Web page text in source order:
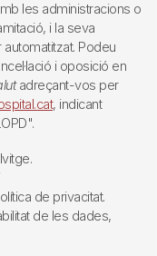
les administracions o
i la seva
Podeu
i oposició en
adreçant-vos per
, indicant
de privacitat.
de les dades,